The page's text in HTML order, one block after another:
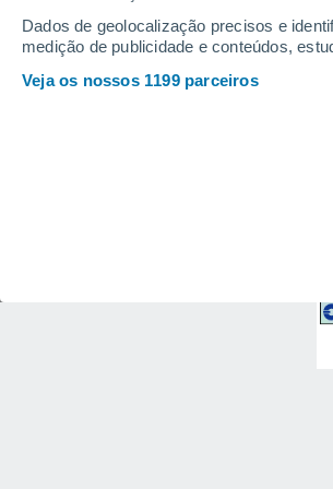
Dados de geolocalização precisos e
medição de publicidade e conteúdos,
Veja os nossos 1199 parceiros